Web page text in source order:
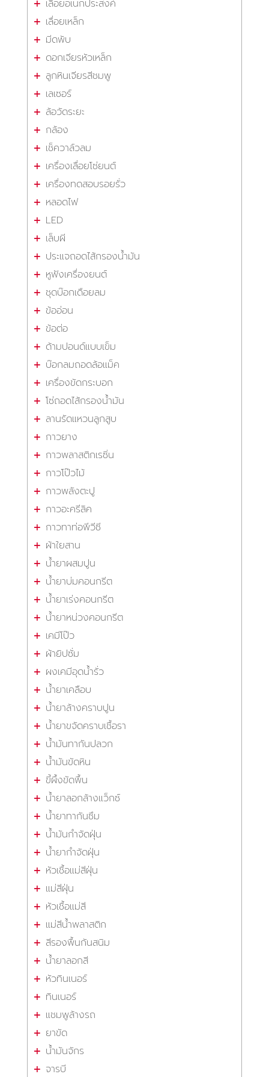
เลื่อยอเนกประสงค์
เลื่อยเหล็ก
มีดพับ
ดอกเจียรหัวเหล็ก
ลูกหินเจียรสีชมพู
เลเซอร์
ล้อวัดระยะ
กล้อง
เช็ควาล์วลม
เครื่องเลื่อยโซ่ยนต์
เครื่องทดสอบรอยรั่ว
หลอดไฟ
LED
เล็บผี
ประแจถอดไส้กรองน้ำมัน
หูฟังเครื่องยนต์
ชุดบ๊อกเดือยลม
ข้ออ่อน
ข้อต่อ
ด้ามปอนด์แบบเข็ม
บ๊อกลมถอดล้อแม็ค
เครื่องขัดกระบอก
โซ่ถอดไส้กรองน้ำมัน
ลานรัดแหวนลูกสูบ
กาวยาง
กาวพลาสติกเรซิ่น
กาวโป๊วไม้
กาวพลังตะปู
กาวอะครีลิค
กาวทาท่อพีวีซี
ผ้าใยสาน
น้ำยาผสมปูน
น้ำยาบ่มคอนกรีต
น้ำยาเร่งคอนกรีต
น้ำยาหน่วงคอนกรีต
เคมีโป๊ว
ผ้ายิปซั่ม
ผงเคมีอุดน้ำรั่ว
น้ำยาเคลือบ
น้ำยาล้างคราบปูน
น้ำยาขจัดคราบเชื้อรา
น้ำมันทากันปลวก
น้ำมันขัดหิน
ขี้ผึ้งขัดพื้น
น้ำยาลอกล้างแว็กซ์
น้ำยาทากันซึม
น้ำมันกำจัดฝุ่น
น้ำยากำจัดฝุ่น
หัวเชื้อแม่สีฝุ่น
แม่สีฝุ่น
หัวเชื้อแม่สี
แม่สีน้ำพลาสติก
สีรองพื้นกันสนิม
น้ำยาลอกสี
หัวทินเนอร์
ทินเนอร์
แชมพูล้างรถ
ยาขัด
น้ำมันจักร
จารบี